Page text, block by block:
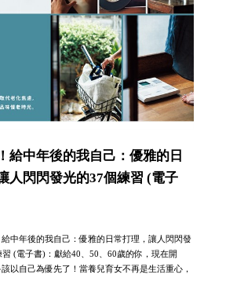
給中年後的我自己：優雅的日
人閃閃發光的37個練習 (電子
中年後的我自己：優雅的日常打理，讓人閃閃發
習 (電子書)：獻給40、50、60歲的你，現在開
以自己為優先了！當養兒育女不再是生活重心，